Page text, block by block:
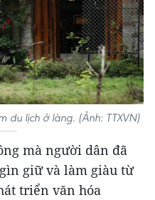
du lịch ở làng. (Ảnh: TTXVN)
mà người dân đã
giữ và làm giàu từ
triển văn hóa